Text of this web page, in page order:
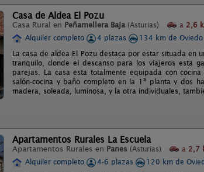
Casa de Aldea El Pozu
Casa Rural en Peñamellera Baja (Asturias) a 2,6
Alquiler completo
4 plazas
134 km de Oviedo
La casa de aldea El Pozu destaca por estar situada en
tranquilo, donde el descanso para los viajeros esta
parejas. La casa esta totalmente equipada con
salón-cocina y baño completo en la 1ª planta y dos
madera, soleada, luminosa, y la otra individuales,
Apartamentos Rurales La Escuela
Apartamentos Rurales en Panes (Asturias) a 2,7
Alquiler completo
4-6 plazas
120 km de